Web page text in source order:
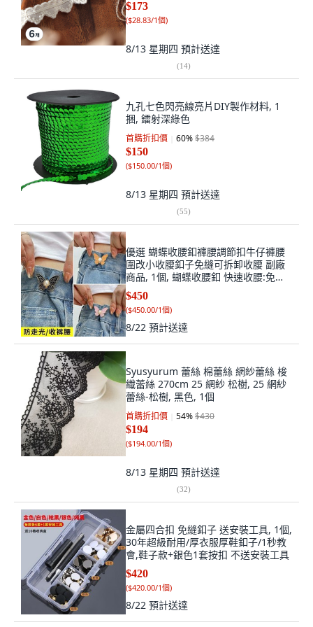
$173
($28.83/1個)
8/13 星期四 預計送達
(14)
九孔七色閃亮線亮片DIY製作材料, 1
捆, 鐳射深綠色
首購折扣價 60%$384
$150
($150.00/1個)
8/13 星期四 預計送達
(55)
優選 蝴蝶收腰釦褲腰調節扣牛仔褲腰
圍改小收腰釦子免縫可拆卸收腰 副廠
商品, 1個, 蝴蝶收腰釦 快速收腰:免縫
免釘 升級 Q,慢速收腰:需縫需釘:1對裝
$450
($450.00/1個)
8/22 預計送達
Syusyurum 蕾絲 棉蕾絲 網紗蕾絲 梭
織蕾絲 270cm 25 網紗 松樹, 25 網紗
蕾絲-松樹, 黑色, 1個
首購折扣價 54%$430
$194
($194.00/1個)
8/13 星期四 預計送達
(32)
金屬四合扣 免縫釦子 送安裝工具, 1個,
30年超級耐用/厚衣服厚鞋釦子/1秒教
會,鞋子款+銀色1套按扣 不送安裝工具
$420
($420.00/1個)
8/22 預計送達